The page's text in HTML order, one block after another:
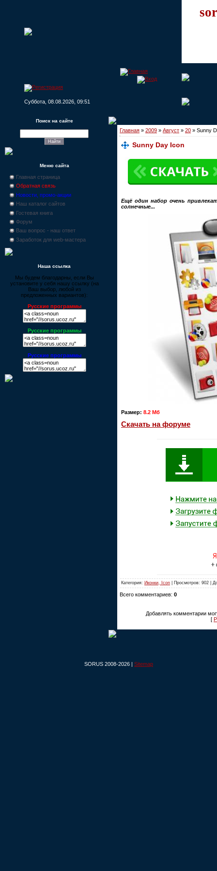
Суббота, 08.08.2026, 09:51
Поиск на сайте
Меню сайта
Главная страница
Обратная связь
Новости, промо-акции
Наш каталог сайтов
Гостевая книга
Форум
Ваш вопрос - наш ответ
Заработок для web-мастера
Наша ссылка
Мы будем благодарны, если Вы
установите у себя нашу ссылку (на
Ваш выбор, любой из
предложенных вариантов):
Русские программы
Русские программы
Русские программы
Главная » 2009 » Август » 20 » Sunny
Sunny Day Icon
Ещё один набор очень
солнечные...
Размер: 8.2 Мб
Скачать на форуме
Категория: Иконки, Icon | Просмотров: 902 |
Всего комментариев: 0
Добавлять комментарии
[
SORUS 2008-2026 | Sitemap